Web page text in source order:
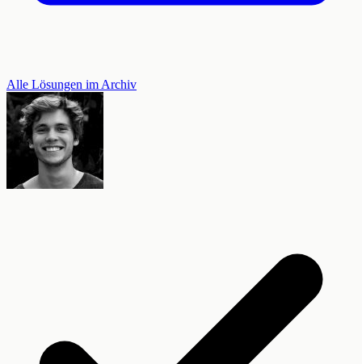
Alle Lösungen im Archiv